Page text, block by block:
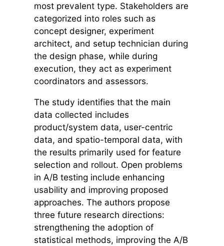
most prevalent type. Stakeholders are
categorized into roles such as
concept designer, experiment
architect, and setup technician during
the design phase, while during
execution, they act as experiment
coordinators and assessors.
The study identifies that the main
data collected includes
product/system data, user-centric
data, and spatio-temporal data, with
the results primarily used for feature
selection and rollout. Open problems
in A/B testing include enhancing
usability and improving proposed
approaches. The authors propose
three future research directions:
strengthening the adoption of
statistical methods, improving the A/B